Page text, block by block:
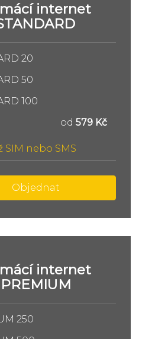
internet
20
50
100
od 579 Kč
SIM nebo SMS
Objednat
internet
PREMIUM
250